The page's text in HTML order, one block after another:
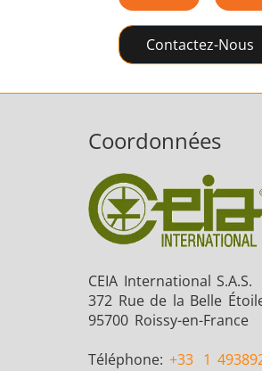
Contactez-Nous
Coordonnées
CEIA International S.A.S.
372 Rue de la Belle
95700 Roissy-en-France
Téléphone: +33 1